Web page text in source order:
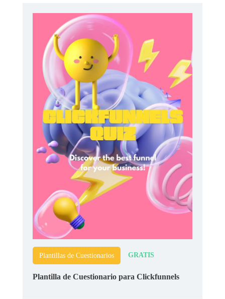
Plantillas de Cuestionarios GRATIS
Plantilla de Cuestionario para Clickfunnels